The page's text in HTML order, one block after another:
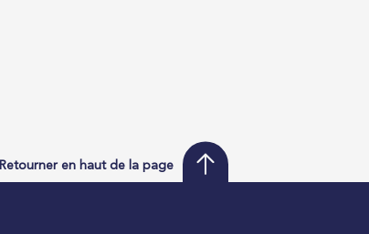
Retourner en haut de la page